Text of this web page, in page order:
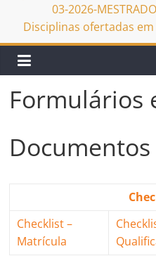
03-2026-MESTRADO
Disciplinas ofertadas
Formulários
Documentos
Checklist –
Matrícula